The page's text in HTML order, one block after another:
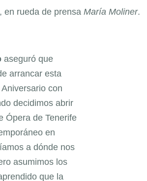
en rueda de prensa María Moliner.
aseguró que
arrancar esta
con
decidimos abrir
Ópera de Tenerife
en
a dónde nos
asumimos los
que la